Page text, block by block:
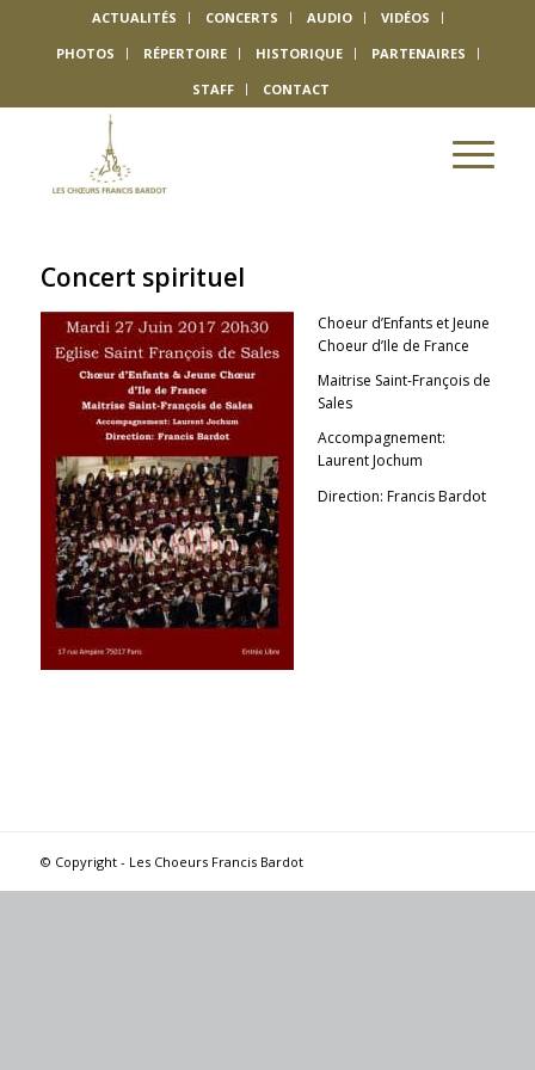
ACTUALITÉS CONCERTS AUDIO
VIDÉOS
PHOTOS
RÉPERTOIRE HISTORIQUE
PARTENAIRES
STAFF
CONTACT
Concert spirituel
Choeur d’Enfants et Jeune
Choeur d’Ile de France
Maitrise Saint-François de
Sales
Accompagnement:
Laurent Jochum
Direction: Francis Bardot
© Copyright - Les Choeurs Francis Bardot